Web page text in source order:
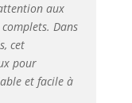
aux
Dans
cet
pour
et facile à